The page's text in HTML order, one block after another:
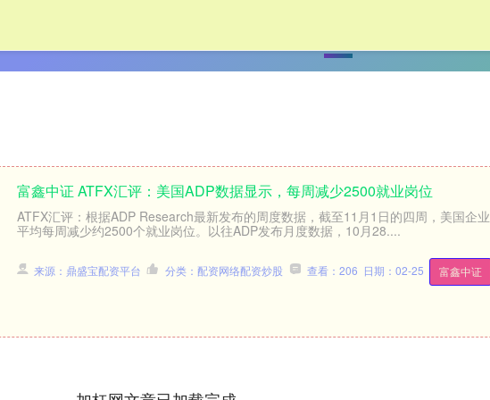
富鑫中证 ATFX汇评：美国ADP数据显示，每周减少2500就业岗位
ATFX汇评：根据ADP Research最新发布的周度数据，截至11月1日的四周，美国企业
平均每周减少约2500个就业岗位。以往ADP发布月度数据，10月28....
富鑫中证
来源：鼎盛宝配资平台 分类：配资网络配资炒股 查看：206 日期：02-25